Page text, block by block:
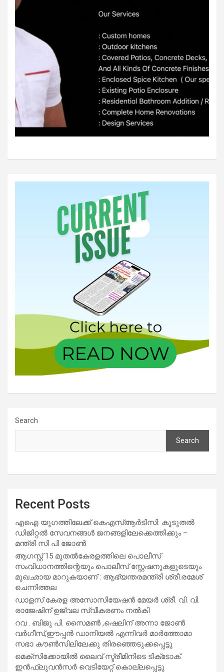
Search
Search
Recent Posts
എഐ യുഗത്തിലേക്ക് കെഎസ്ആർടിസി: കൂടുതൽ
ഡിജിറ്റൽ സേവനങ്ങൾ ജനങ്ങളിലേക്കെത്തിക്കും –
മന്ത്രി സി പി ജോൺ
ആഗസ്റ്റ് 15 മുതല്‍കേരളത്തിലെ പൊലീസ്
സംവിധാനത്തിന്റെയും പൊലീസ് സ്റ്റേഷനുകളുടെയും
മുഖഛായ മാറുകയാണ് : ആഭ്യന്തരമന്ത്രി ശ്രീ.രമേശ്
ചെന്നിത്തല
ഡാളസ് കേരള അസോസിയേഷൻ മേയർ ശ്രീ. വി. വി.
രാജേഷിന് ഉജ്വല സ്വീകരണം നൽകി
റവ . ബിജു പി. സൈമൺ ,ഷെലിന് അന്നാ ജോൺ
വർഗീസ്,ഈപ്പൻ ഡാനിയൽ എന്നിവർ മാർത്തോമാ
സഭാ കൗൺസിലിലേക്കു തിരഞ്ഞെടുക്കപ്പെട്ടു
മെക്സിക്കോയിൽ ലൈവ് സ്ട്രീമിനിടെ ടിക്‌ടോക്
ഇൻഫ്ലുവൻസർ വെടിയേറ്റ് കൊല്ലപ്പെട്ടു